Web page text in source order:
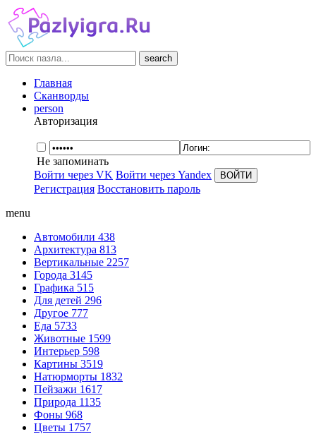
search
Главная
Сканворды
person
Авторизация
Не запоминать
Войти через VK Войти через Yandex
Регистрация Восстановить пароль
menu
Автомобили 438
Архитектура 813
Вертикальные 2257
Города 3145
Графика 515
Для детей 296
Другое 777
Еда 5733
Животные 1599
Интерьер 598
Картины 3519
Натюрморты 1832
Пейзажи 1617
Природа 1135
Фоны 968
Цветы 1757